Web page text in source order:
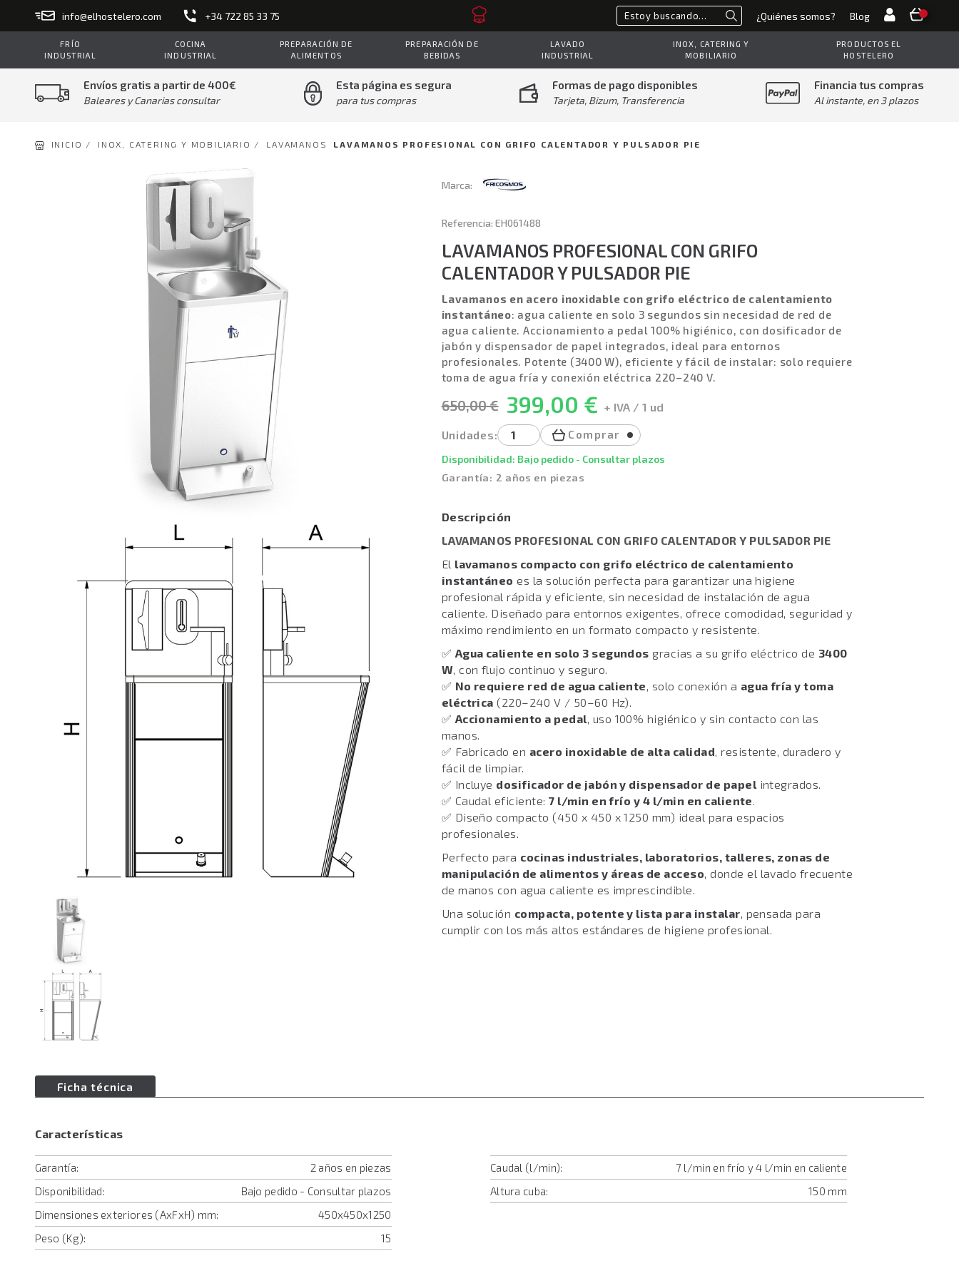
info@elhostelero.com +34 722 85 33 75 Buscar¿Quiénes somos? Blog
FRÍO
INDUSTRIAL
COCINA
INDUSTRIAL
PREPARACIÓN DE
ALIMENTOS
PREPARACIÓN DE
BEBIDAS
LAVADO
INDUSTRIAL
INOX, CATERING Y
MOBILIARIO
PRODUCTOS EL
HOSTELERO
Envíos gratis a partir de 400€
Baleares y Canarias consultar
Esta página es segura
para tus compras
Formas de pago disponibles
Tarjeta, Bizum, Transferencia
Financia tus compras
Al instante, en 3 plazos
INICIO / INOX, CATERING Y MOBILIARIO / LAVAMANOS LAVAMANOS PROFESIONAL CON GRIFO CALENTADOR Y PULSADOR PIE
Marca:
Referencia: EH061488
LAVAMANOS PROFESIONAL CON GRIFO
CALENTADOR Y PULSADOR PIE
Lavamanos en acero inoxidable con grifo eléctrico de calentamiento
instantáneo: agua caliente en solo 3 segundos sin necesidad de red de
agua caliente. Accionamiento a pedal 100% higiénico, con dosificador de
jabón y dispensador de papel integrados, ideal para entornos
profesionales. Potente (3400 W), eficiente y fácil de instalar: solo requiere
toma de agua fría y conexión eléctrica 220–240 V.
650,00 € 399,00 € + IVA / 1 ud
Unidades: Comprar
Disponibilidad: Bajo pedido - Consultar plazos
Garantía: 2 años en piezas
Descripción
LAVAMANOS PROFESIONAL CON GRIFO CALENTADOR Y PULSADOR PIE
El lavamanos compacto con grifo eléctrico de calentamiento
instantáneo es la solución perfecta para garantizar una higiene
profesional rápida y eficiente, sin necesidad de instalación de agua
caliente. Diseñado para entornos exigentes, ofrece comodidad, seguridad y
máximo rendimiento en un formato compacto y resistente.
✅ Agua caliente en solo 3 segundos gracias a su grifo eléctrico de 3400
W, con flujo continuo y seguro.
✅ No requiere red de agua caliente, solo conexión a agua fría y toma
eléctrica (220–240 V / 50–60 Hz).
✅ Accionamiento a pedal, uso 100% higiénico y sin contacto con las
manos.
✅ Fabricado en acero inoxidable de alta calidad, resistente, duradero y
fácil de limpiar.
✅ Incluye dosificador de jabón y dispensador de papel integrados.
✅ Caudal eficiente:7 l/min en frío y 4 l/min en caliente.
✅ Diseño compacto (450 x 450 x 1250 mm) ideal para espacios
profesionales.
Perfecto para cocinas industriales, laboratorios, talleres, zonas de
manipulación de alimentos y áreas de acceso, donde el lavado frecuente
de manos con agua caliente es imprescindible.
Una solución compacta, potente y lista para instalar, pensada para
cumplir con los más altos estándares de higiene profesional.
Ficha técnica
Características
Garantía:
2 años en piezas
Disponibilidad:
Bajo pedido - Consultar plazos
Dimensiones exteriores (AxFxH) mm:
450x450x1250
Peso (Kg):
15
Caudal (l/min):
7 l/min en frío y 4 l/min en caliente
Altura cuba:
150 mm